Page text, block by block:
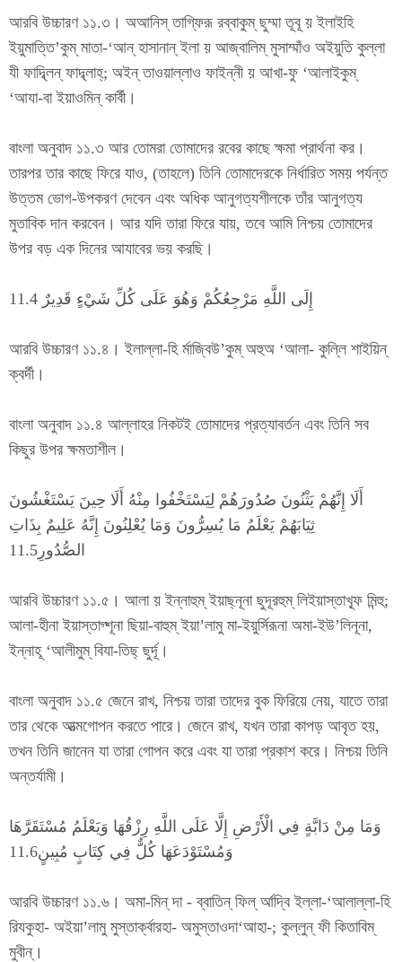
আরবি উচ্চারণ ১১.৩। অআনিস্ তাগ্ফিরূ রব্বাকুম্ ছুম্মা তূবূ য় ইলাইহি
ইয়ুমাত্তি’কুম্ মাতা-‘আন্ হাসানান্ ইলা য় আজ্বালিম্ মুসাম্মাঁও অইয়ুতি কুল্লা
যী ফাদ্ব্লিন্ ফাদ্ব্লাহ্; অইন্ তাওয়াল্লাও ফাইন্নী য় আখা-ফু ‘আলাইকুম্
‘আযা-বা ইয়াওমিন্ কার্বী।
বাংলা অনুবাদ ১১.৩ আর তোমরা তোমাদের রবের কাছে ক্ষমা প্রার্থনা কর।
তারপর তার কাছে ফিরে যাও, (তাহলে) তিনি তোমাদেরকে নির্ধারিত সময় পর্যন্ত
উত্তম ভোগ-উপকরণ দেবেন এবং অধিক আনুগত্যশীলকে তাঁর আনুগত্য
মুতাবিক দান করবেন। আর যদি তারা ফিরে যায়, তবে আমি নিশ্চয় তোমাদের
উপর বড় এক দিনের আযাবের ভয় করছি।
إِلَى اللَّهِ مَرْجِعُكُمْ وَهُوَ عَلَى كُلِّ شَيْءٍ قَدِيرٌ 11.4
আরবি উচ্চারণ ১১.৪। ইলাল্লা-হি র্মাজ্বিউ’কুম্ অহুঅ ‘আলা- কুল্লি শাইয়িন্
ক্বর্দী।
বাংলা অনুবাদ ১১.৪ আল্লাহর নিকটই তোমাদের প্রত্যাবর্তন এবং তিনি সব
কিছুর উপর ক্ষমতাশীল।
أَلَا إِنَّهُمْ يَثْنُونَ صُدُورَهُمْ لِيَسْتَخْفُوا مِنْهُ أَلَا حِينَ يَسْتَغْشُونَ
ثِيَابَهُمْ يَعْلَمُ مَا يُسِرُّونَ وَمَا يُعْلِنُونَ إِنَّهُ عَلِيمٌ بِذَاتِ
الصُّدُورِ11.5
আরবি উচ্চারণ ১১.৫। আলা য় ইন্নাহুম্ ইয়াছ্নূনা ছুদূরহুম্ লিইয়াস্তাখ্ফূ মিন্হু;
আলা-হীনা ইয়াস্তাগ্শূনা ছিয়া-বাহুম্ ইয়া’লামু মা-ইয়ুর্সিরূনা অমা-ইউ’লিনূনা,
ইন্নাহূ ‘আলীমুম্ বিযা-তিছ্ ছুর্দূ।
বাংলা অনুবাদ ১১.৫ জেনে রাখ, নিশ্চয় তারা তাদের বুক ফিরিয়ে নেয়, যাতে তারা
তার থেকে আত্মগোপন করতে পারে। জেনে রাখ, যখন তারা কাপড় আবৃত হয়,
তখন তিনি জানেন যা তারা গোপন করে এবং যা তারা প্রকাশ করে। নিশ্চয় তিনি
অন্তর্যামী।
وَمَا مِنْ دَابَّةٍ فِي الْأَرْضِ إِلَّا عَلَى اللَّهِ رِزْقُهَا وَيَعْلَمُ مُسْتَقَرَّهَا
وَمُسْتَوْدَعَهَا كُلٌّ فِي كِتَابٍ مُبِينٍ11.6
আরবি উচ্চারণ ১১.৬। অমা-মিন্ দা - ব্বাতিন্ ফিল্ র্আদ্বি ইল্লা-‘আলাল্লা-হি
রিযকুহা- অইয়া’লামু মুস্তার্ক্বারহা- অমুস্তাওদা‘আহা-; কুল্লুন্ ফী কিতাবিম্
মুবীন্।